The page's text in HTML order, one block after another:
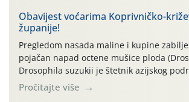
i razvoj korjenastog povrća: najviše
zraka zadnjih su devet dana u rasponu
Drugi ovogodišnji “toplinski udar” naročito
zadnja četiri dana (31.7.-03.8.), […]
Obavijest voćarima Koprivničko-
županije!
Pregledom nasada maline i kupine
pojačan napad octene mušice ploda
Drosophila suzukii je štetnik azijskog
2010. godine prvi puta je registriran u
rujnu 2016. godine na našem su području
Pročitajte više